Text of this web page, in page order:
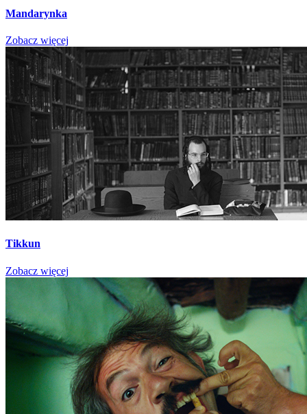
Mandarynka
Zobacz więcej
Tikkun
Zobacz więcej